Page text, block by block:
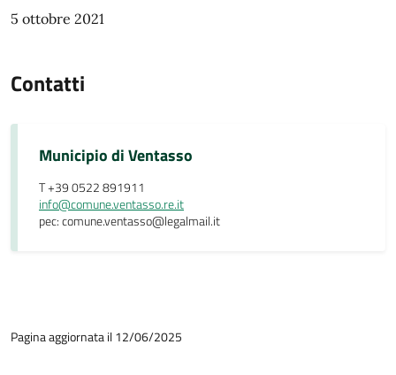
5 ottobre 2021
Contatti
Municipio di Ventasso
T +39 0522 891911
info@comune.ventasso.re.it
pec: comune.ventasso@legalmail.it
Pagina aggiornata il 12/06/2025